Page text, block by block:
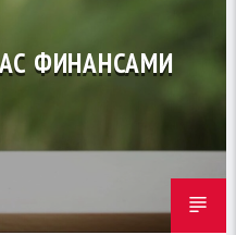
ФИНАНСАМИ